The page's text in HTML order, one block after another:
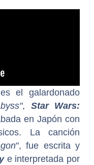
el galardonado
, Star Wars:
en Japón con
La canción
", fue escrita y
e interpretada por